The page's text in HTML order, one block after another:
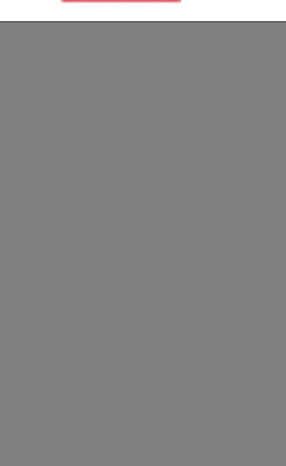
des Besuchers oder unsere Seite an bevorzugte
Website weiter für Sie optimieren können, den Inhalt auf
möglichst relevant für Sie zu gestalten. Bitte beachten Sie,
oder soziale Medien übertragen werden.